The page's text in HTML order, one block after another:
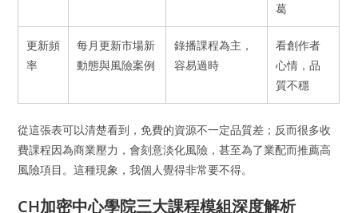
葛
更新頻
率
每月更新市場新
動態與風險案例
錄播課程為主，
容易過時
看創作者
心情，品
質不穩
從這張表可以清楚看到，免費的資源不一定品質差；反而很多收
費課程因為商業壓力，會刻意淡化風險，甚至為了業配而推薦高
風險項目。這種現象，我個人覺得非常要不得。
CH加密中心學院三大課程模組深度解析